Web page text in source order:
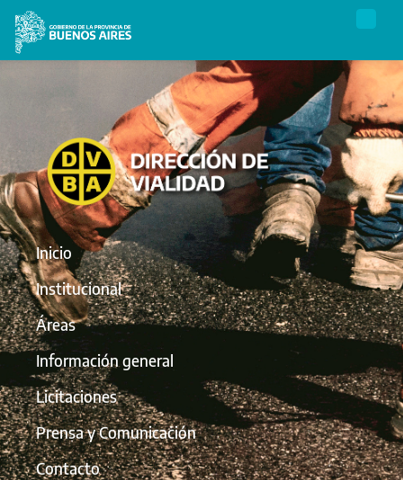
Inicio
Institucional
Áreas
Información general
Licitaciones
Prensa y Comunicación
Contacto